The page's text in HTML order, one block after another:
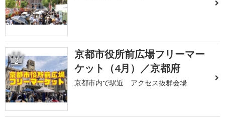
2
京都市役所前広場フリーマー
ケット（4月）／京都府
京都市内で駅近 アクセス抜群会場